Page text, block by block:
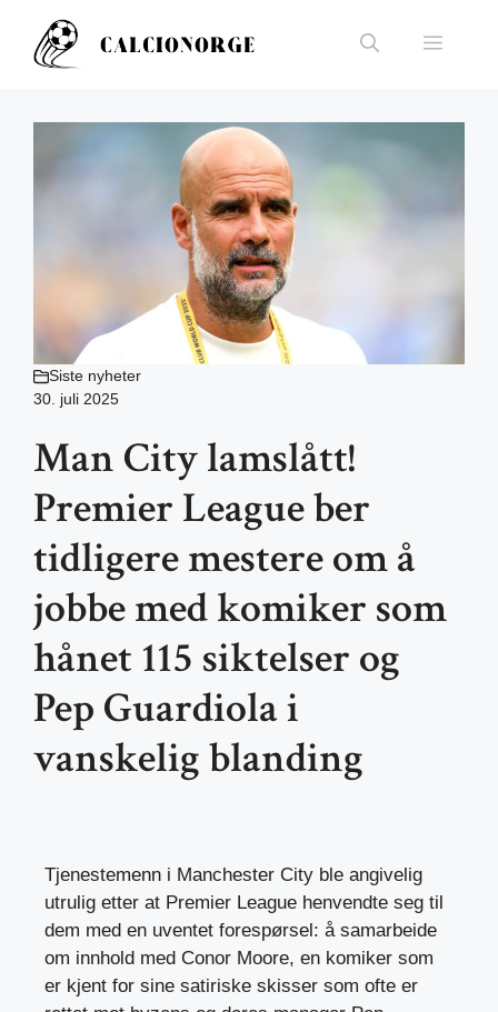
innhold
Meny
Siste nyheter
30. juli 2025
Man City lamslått!
Premier League ber
tidligere mestere om å
jobbe med komiker som
hånet 115 siktelser og
Pep Guardiola i
vanskelig blanding
Tjenestemenn i Manchester City ble angivelig
utrulig etter at Premier League henvendte seg til
dem med en uventet forespørsel: å samarbeide
om innhold med Conor Moore, en komiker som
er kjent for sine satiriske skisser som ofte er